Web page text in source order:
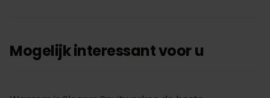
Mogelijk interessant voor u